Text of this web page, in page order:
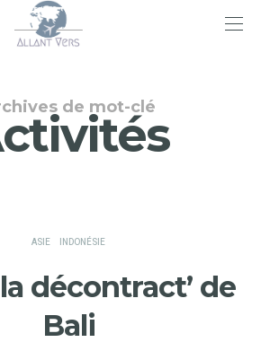
de mot-clé
ASIE INDONÉSIE
décontract’ de
Bali